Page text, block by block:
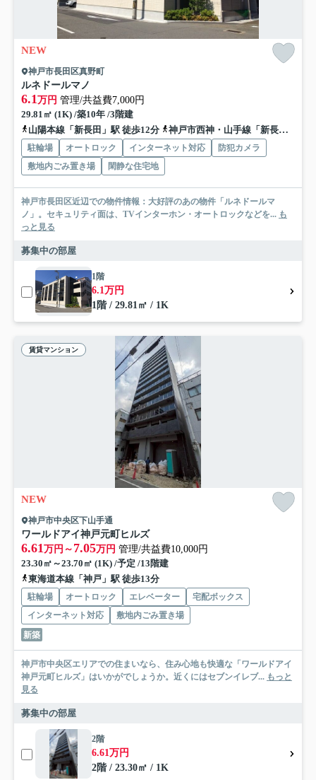
NEW
神戸市長田区真野町
ルネドールマノ
6.1万円 管理/共益費7,000円
29.81㎡ (1K) /築10年 /3階建
山陽本線「新長田」駅 徒歩12分
神戸市西神・山手線「新長田」駅 徒歩12分
駐輪場 オートロック インターネット対応
防犯カメラ
敷地内ごみ置き場
閑静な住宅地
神戸市長田区近辺での物件情報：大好評のあの物件「ルネドールマ
ノ」。セキュリティ面は、TVインターホン・オートロックなどを... も
っと見る
募集中の部屋
1階
6.1万円
1階 / 29.81㎡ / 1K
賃貸マンション
NEW
神戸市中央区下山手通
ワールドアイ神戸元町ヒルズ
6.61万円～ 7.05万円 管理/共益費10,000円
23.30㎡～23.70㎡ (1K) /予定 /13階建
東海道本線「神戸」駅 徒歩13分
駐輪場 オートロック エレベーター
宅配ボックス
インターネット対応
敷地内ごみ置き場
新築
神戸市中央区エリアでの住まいなら、住み心地も快適な「ワールドアイ
神戸元町ヒルズ」はいかがでしょうか。近くにはセブンイレブ... もっと
見る
募集中の部屋
2階
6.61万円
2階 / 23.30㎡ / 1K